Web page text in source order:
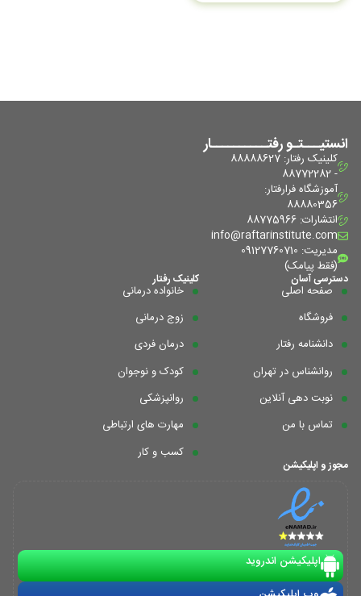
انستیـــتـو رفتــــــــــار
کلینیک رفتار: 88888627
- 88772282
آموزشگاه فرا‌رفتار:
88880356
انتشارات: 88775966
info@raftarinstitute.com
مدیریت: 09127760710
(فقط پیامک)
دسترسی آسان
صفحه اصلی
فروشگاه
دانشنامه رفتار
روانشناس در تهران
نوبت دهی آنلاین
تماس با من
کلینیک رفتار
خانواده درمانی
زوج درمانی
درمان فردی
کودک و نوجوان
روانپزشکی
مهارت های ارتباطی
کسب و کار
مجوز و اپلیکیشن
اپلیکیشن اندروید